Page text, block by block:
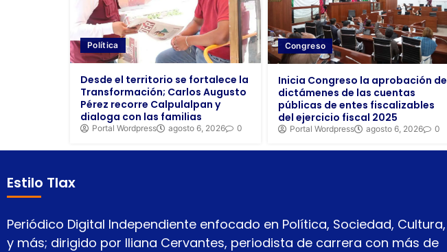
Política
Desde el territorio se fortalece la
Transformación; Carlos Augusto
Pérez recorre Calpulalpan y
dialoga con las familias
Portal Wordpress agosto 6, 2026 0
Congreso
Inicia Congreso la aprobación de
dictámenes de las cuentas
públicas de entes fiscalizables
del ejercicio fiscal 2025
Portal Wordpress agosto 6, 2026 0
Estilo Tlax
Periódico Digital Independiente enfocado en Política, Sociedad, Cultura,
y más; dirigido por Iliana Cervantes, periodista de carrera con más de